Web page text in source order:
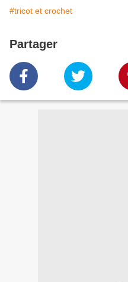
#tricot et crochet
Partager